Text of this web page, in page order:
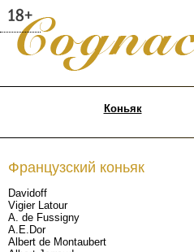
Коньяк
Французский коньяк
Davidoff
Vigier Latour
A. de Fussigny
A.E.Dor
Albert de Montaubert